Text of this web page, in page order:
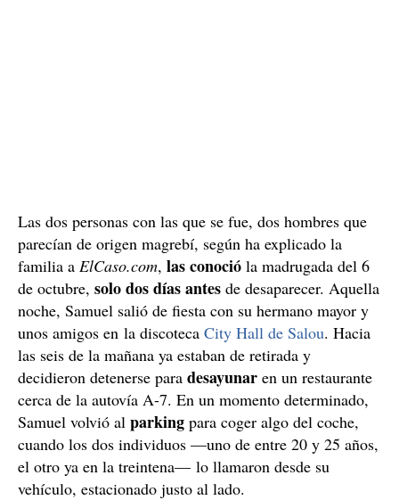
Las dos personas con las que se fue, dos hombres que
parecían de origen magrebí, según ha explicado la
familia a ElCaso.com, las conoció la madrugada del 6
de octubre, solo dos días antes de desaparecer. Aquella
noche, Samuel salió de fiesta con su hermano mayor y
unos amigos en la discoteca City Hall de Salou. Hacia
las seis de la mañana ya estaban de retirada y
decidieron detenerse para desayunar en un restaurante
cerca de la autovía A-7. En un momento determinado,
Samuel volvió al parking para coger algo del coche,
cuando los dos individuos —uno de entre 20 y 25 años,
el otro ya en la treintena— lo llamaron desde su
vehículo, estacionado justo al lado.